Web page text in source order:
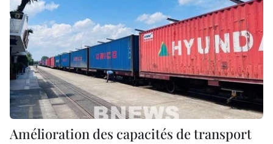
Amélioration des capacités de transport